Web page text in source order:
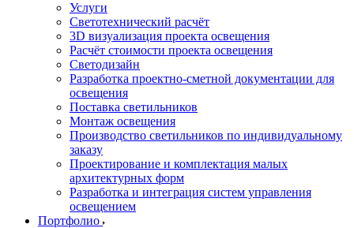
Услуги
Светотехнический расчёт
3D визуализация проекта освещения
Расчёт стоимости проекта освещения
Светодизайн
Разработка проектно-сметной документации для
освещения
Поставка светильников
Монтаж освещения
Производство светильников по индивидуальному
заказу
Проектирование и комплектация малых
архитектурных форм
Разработка и интеграция систем управления
освещением
Портфолио